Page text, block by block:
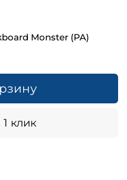
Monster (PA)
клик